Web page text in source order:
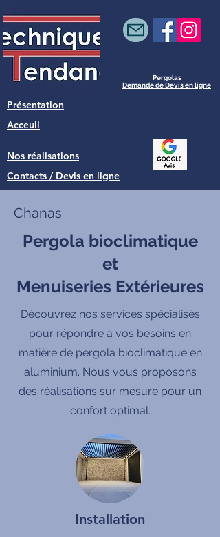
Demande de Devis en ligne
Pergolas
Présentation
Nos réalisations
Contacts / Devis en ligne
Acceuil
Chanas
Pergola bioclimatique
et
Menuiseries Extérieures
Découvrez nos services spécialisés
pour répondre à vos besoins en
matière de pergola bioclimatique en
aluminium. Nous vous proposons
des réalisations sur mesure pour un
confort optimal.
Installation